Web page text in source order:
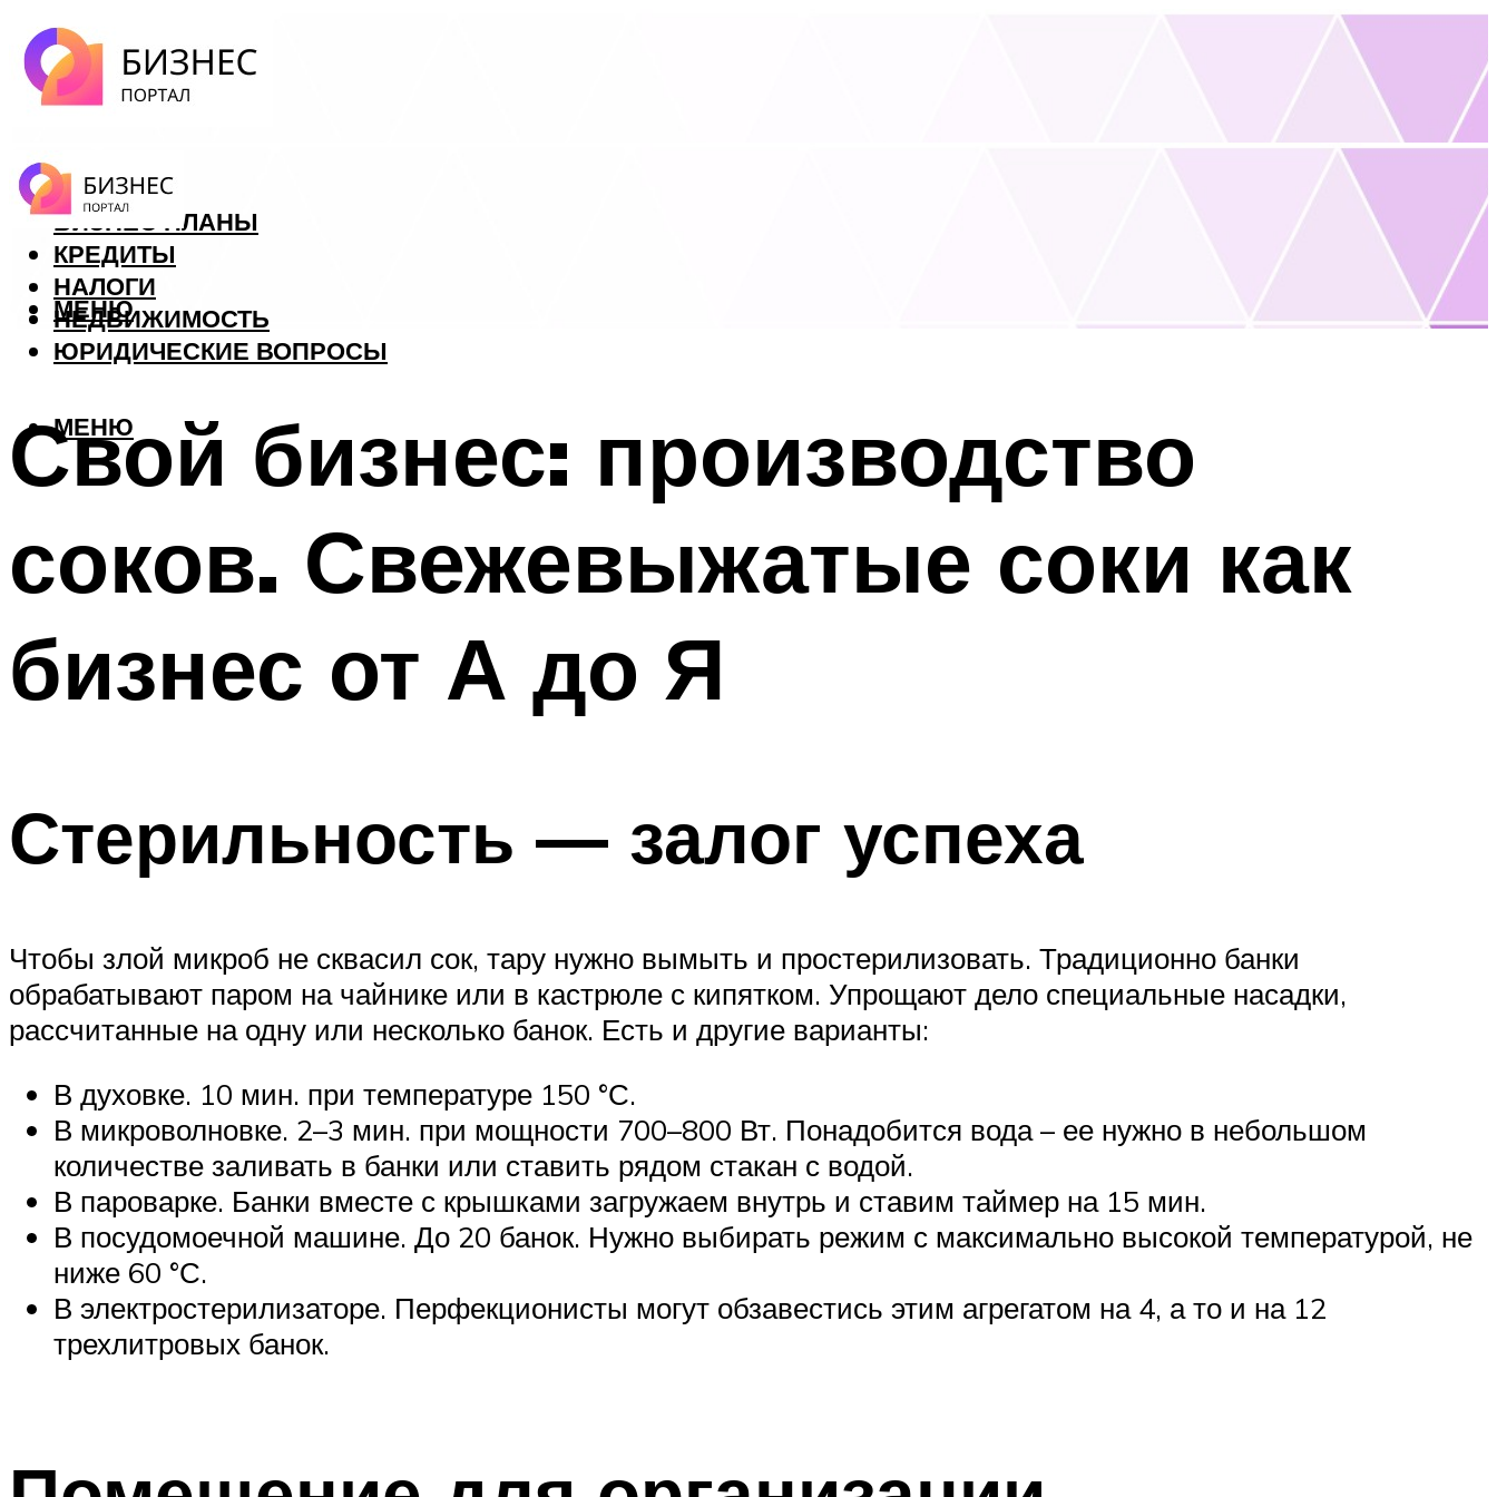
ФОРЕКС
БИЗНЕС ПЛАНЫ
КРЕДИТЫ
НАЛОГИ
НЕДВИЖИМОСТЬ
ЮРИДИЧЕСКИЕ ВОПРОСЫ
МЕНЮ
МЕНЮ
Свой бизнес: производство
соков. Свежевыжатые соки как
бизнес от А до Я
Стерильность — залог успеха
Чтобы злой микроб не сквасил сок, тару нужно вымыть и простерилизовать. Традиционно банки
обрабатывают паром на чайнике или в кастрюле с кипятком. Упрощают дело специальные насадки,
рассчитанные на одну или несколько банок. Есть и другие варианты:
В духовке. 10 мин. при температуре 150 °С.
В микроволновке. 2–3 мин. при мощности 700–800 Вт. Понадобится вода – ее нужно в небольшом
количестве заливать в банки или ставить рядом стакан с водой.
В пароварке. Банки вместе с крышками загружаем внутрь и ставим таймер на 15 мин.
В посудомоечной машине. До 20 банок. Нужно выбирать режим с максимально высокой температурой, не
ниже 60 °С.
В электростерилизаторе. Перфекционисты могут обзавестись этим агрегатом на 4, а то и на 12
трехлитровых банок.